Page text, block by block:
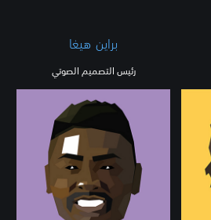
براين هيغا
رئيس التصميم الصوتي